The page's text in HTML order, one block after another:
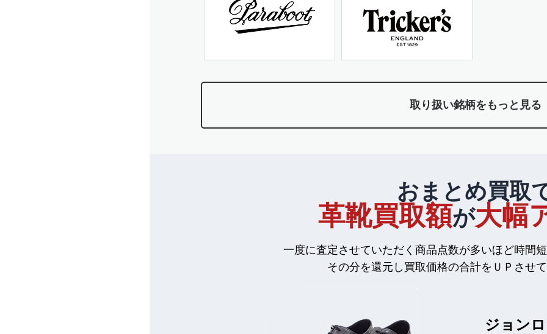
取り扱い銘柄をもっと見る
おまとめ買取
革靴買取額が大幅
一度に査定させていただく商品点数が多いほど時間
その分を還元し買取価格の合計をＵＰさせ
ジョン